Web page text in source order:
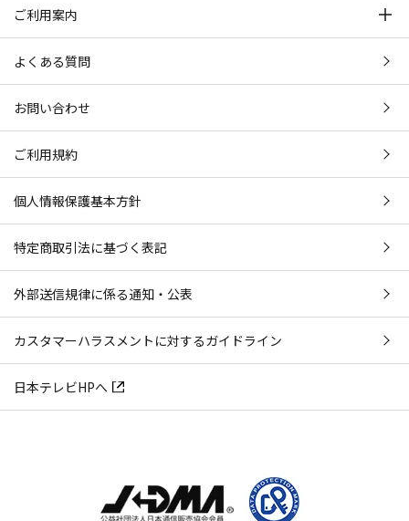
ご利用案内
よくある質問
お問い合わせ
ご利用規約
個人情報保護基本方針
特定商取引法に基づく表記
外部送信規律に係る通知・公表
カスタマーハラスメントに対するガイドライン
日本テレビHPへ